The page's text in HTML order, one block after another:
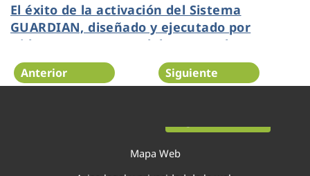
El éxito de la activación del Sistema
GUARDIAN, diseñado y ejecutado por
Hidraqua y Cetaqua del grupo Agbar,
contiene el incendio del Parque Natural del
Túria
Anterior Siguiente
Mapa Web